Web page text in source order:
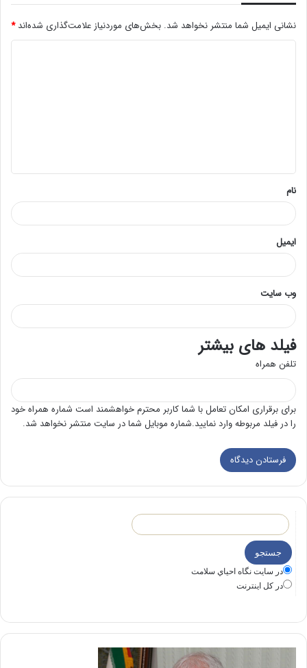
نشانی ایمیل شما منتشر نخواهد شد. بخش‌های موردنیاز علامت‌گذاری شده‌اند*
*
نام
ایمیل
وب‌ سایت
فیلد های بیشتر
تلفن همراه
برای برقراری امکان تعامل با شما کاربر محترم خواهشمند است شماره همراه خود
را در فیلد مربوطه وارد نمایید.شماره موبایل شما در سایت منتشر نخواهد شد.
در سايت نگاه احياي سلامت
در كل اينترنت